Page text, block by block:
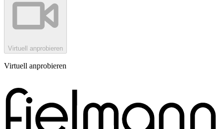
Virtuell anprobieren
Virtuell anprobieren